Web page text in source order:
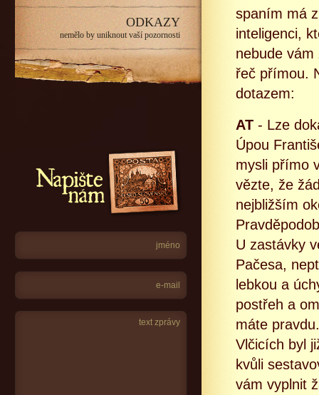
ODKAZY
nemělo by uniknout vaší pozornosti
spaním má
inteligenci,
nebude
řeč přímou.
dotazem:
AT - Lze
Úpou
mysli přímo
vězte, že
nejbližším
U zastávky
Pačesa,
lebkou a
postřeh a
máte
Vlčicích byl
kvůli
vám vyplnit